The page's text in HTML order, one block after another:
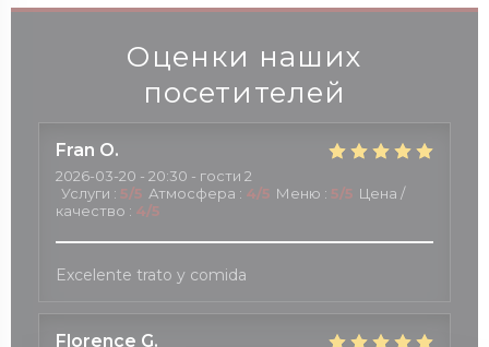
Оценки наших
посетителей
Fran O
2026-03-20 - 20:30 - гости 2
Услуги : 5/5 Атмосфера : 4/5 Меню : 5/5 Цена /
качество : 4/5
Excelente trato y comida
Florence G